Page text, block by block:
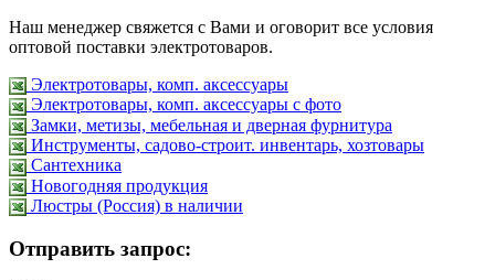
Наш менеджер свяжется с Вами и оговорит все условия
оптовой поставки электротоваров.
Электротовары, комп. аксессуары
Электротовары, комп. аксессуары с фото
Замки, метизы, мебельная и дверная фурнитура
Инструменты, садово-строит. инвентарь, хозтовары
Сантехника
Новогодняя продукция
Люстры (Россия) в наличии
Отправить запрос: